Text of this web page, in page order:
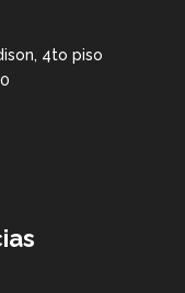
4to piso